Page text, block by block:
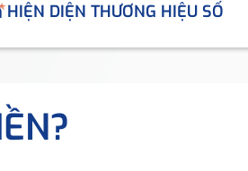
HIỆN DIỆN THƯƠNG HIỆU SỐ